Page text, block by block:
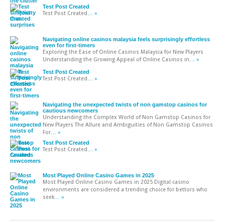
Test Post Created
Test Post Created … »
Navigating online casinos malaysia feels surprisingly effortless
even for first-timers
Exploring the Ease of Online Casinos Malaysia for New Players
Understanding the Growing Appeal of Online Casinos in … »
Test Post Created
Test Post Created … »
Navigating the unexpected twists of non gamstop casinos for
cautious newcomers
Understanding the Complex World of Non Gamstop Casinos for
New Players The Allure and Ambiguities of Non Gamstop Casinos
For … »
Test Post Created
Test Post Created … »
Most Played Online Casino Games in 2025
Most Played Online Casino Games in 2025 Digital casino
environments are considered a trending choice for bettors who
seek … »